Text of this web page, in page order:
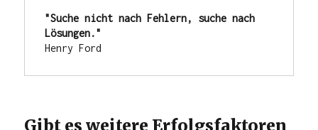
"Suche nicht nach Fehlern, suche nach
Lösungen."
Henry Ford
Gibt es weitere Erfolgsfaktoren